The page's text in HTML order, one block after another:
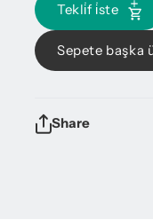
Tekli̇f i̇ste
Sepete başka
Share